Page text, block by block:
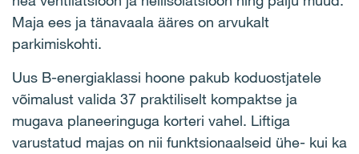
Maja ees ja tänavaala ääres on arvukalt
parkimiskohti.
Uus B-energiaklassi hoone pakub koduostjatele
võimalust valida 37 praktiliselt kompaktse ja
mugava planeeringuga korteri vahel. Liftiga
varustatud majas on nii funktsionaalseid ühe- kui ka